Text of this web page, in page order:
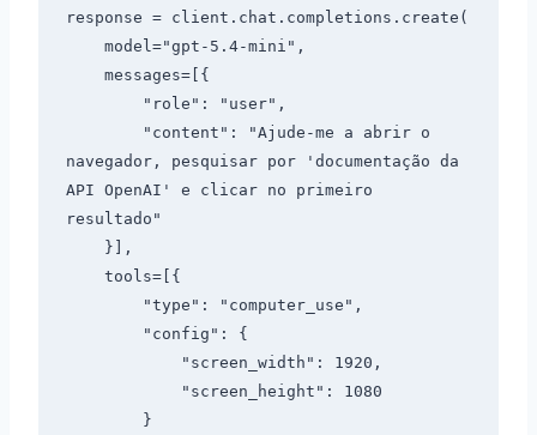
response = client.chat.completions.create(
navegador, pesquisar por 'documentação da
API OpenAI' e clicar no primeiro
resultado"